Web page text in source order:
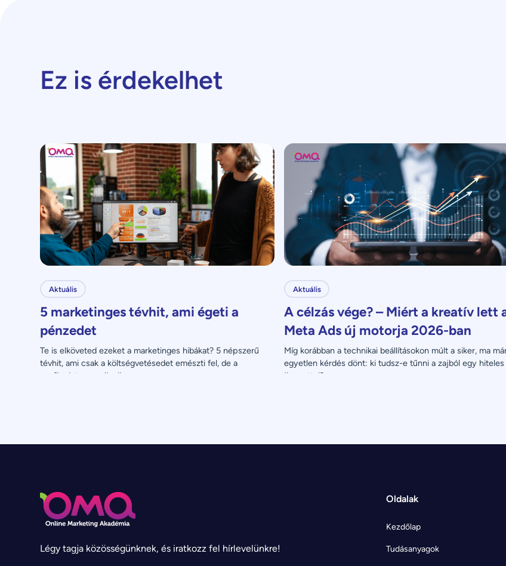
Ez is érdekelhet
Aktuális
5 marketinges tévhit, ami égeti a
pénzedet
Te is elköveted ezeket a marketinges hibákat? 5 népszerű
tévhit, ami csak a költségvetésedet emészti fel, de a
profitodat nem növeli.
Aktuális
A célzás vége? – Miért a kreatív lett
Meta Ads új motorja 2026-ban
Míg korábban a technikai beállításokon múlt a siker, ma
egyetlen kérdés dönt: ki tudsz-e tűnni a zajból egy hiteles
üzenettel?
Légy tagja közösségünknek, és iratkozz fel hírlevelünkre!
Oldalak
Kezdőlap
Tudásanyagok